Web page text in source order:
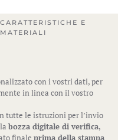
CARATTERISTICHE E
MATERIALI
con i vostri dati, per
in linea con il vostro
tutte le istruzioni per l’invio
bozza digitale di verifica,
finale prima della stampa